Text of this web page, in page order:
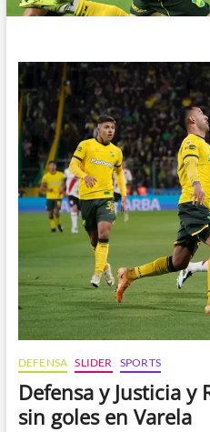
DEFENSA SLIDER SPORTS
Defensa y Justicia y
sin goles en Varela